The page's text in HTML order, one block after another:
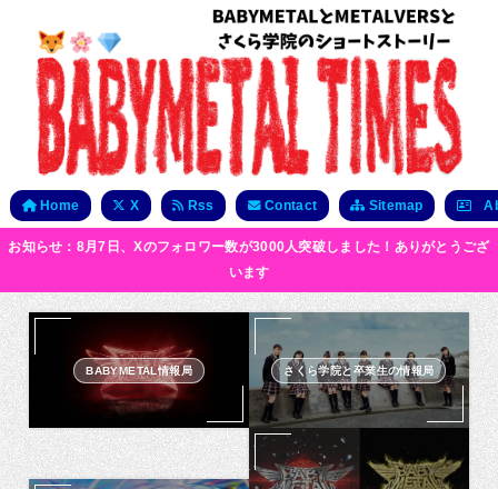
Home X Rss Contact Sitemap
お知らせ：8月7日、Xのフォロワー数が3000人突破しました！ありがとうござ
います
BABYMETAL情報局 さくら学院と卒業生の情報局